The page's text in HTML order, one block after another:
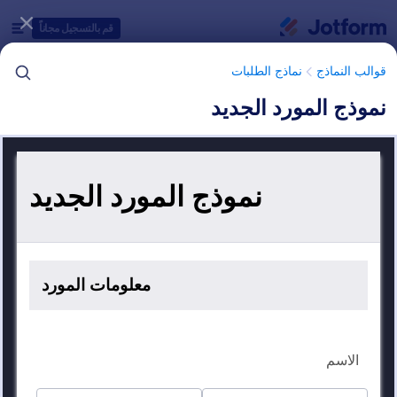
قم بالتسجيل مجاناً
قوالب النماذج نماذج الطلبات
نموذج المورد الجديد
نماذج الطلبات
فئات قوالب النماذج